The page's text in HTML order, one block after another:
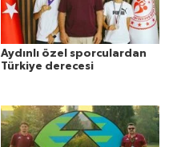
Aydınlı özel sporculardan
Türkiye derecesi